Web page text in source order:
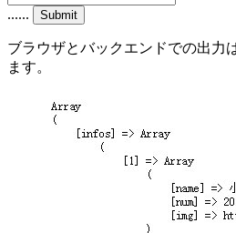
......
ブラウザとバックエンドでの出力
ます。